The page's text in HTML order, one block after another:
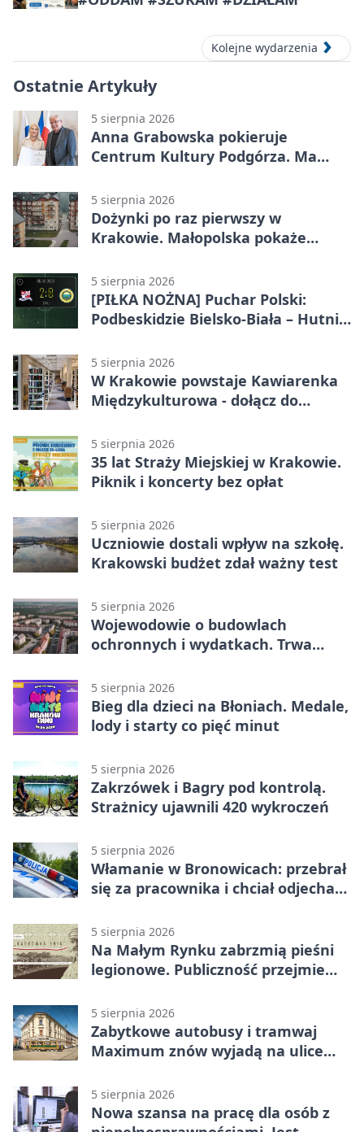
Kolejne wydarzenia
Ostatnie Artykuły
5 sierpnia 2026
Anna Grabowska pokieruje
Centrum Kultury Podgórza. Ma
5 sierpnia 2026
Dożynki po raz pierwszy w
Krakowie. Małopolska pokaże
5 sierpnia 2026
[PIŁKA NOŻNA] Puchar Polski:
Podbeskidzie Bielsko-Biała – Hutnik
w Dankowicach
5 sierpnia 2026
W Krakowie powstaje Kawiarenka
Międzykulturowa - dołącz do
5 sierpnia 2026
35 lat Straży Miejskiej w Krakowie.
Piknik i koncerty bez opłat
5 sierpnia 2026
Uczniowie dostali wpływ na szkołę.
Krakowski budżet zdał ważny test
5 sierpnia 2026
Wojewodowie o budowlach
ochronnych i wydatkach. Trwa
5 sierpnia 2026
Bieg dla dzieci na Błoniach. Medale,
lody i starty co pięć minut
5 sierpnia 2026
Zakrzówek i Bagry pod kontrolą.
Strażnicy ujawnili 420 wykroczeń
5 sierpnia 2026
Włamanie w Bronowicach: przebrał
się za pracownika i chciał odjechać
5 sierpnia 2026
Na Małym Rynku zabrzmią pieśni
legionowe. Publiczność przejmie
5 sierpnia 2026
Zabytkowe autobusy i tramwaj
Maximum znów wyjadą na ulice
5 sierpnia 2026
Nowa szansa na pracę dla osób z